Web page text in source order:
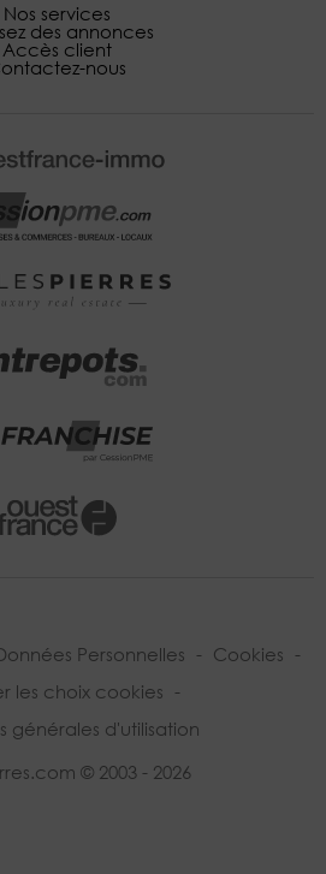
Nos services
des annonces
Accès client
nous
Personnelles - Cookies -
les choix cookies -
générales d'utilisation
© 2003 - 2026